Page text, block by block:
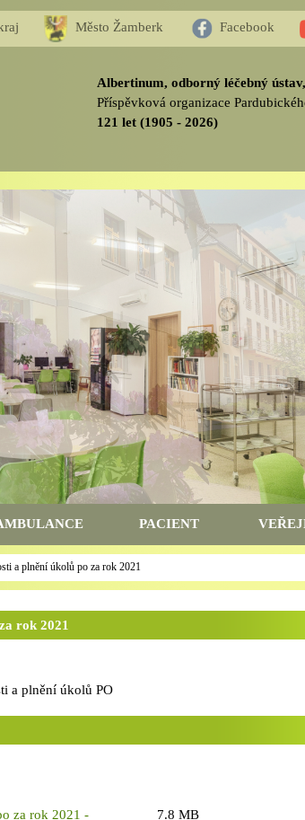
Město Žamberk Facebook
Albertinum, odborný léčebný
Příspěvková organizace
121 let (1905 - 2026)
PACIENT
a plnění úkolů po za rok 2021
rok 2021
a plnění úkolů PO
za rok 2021 -
7.8 MB